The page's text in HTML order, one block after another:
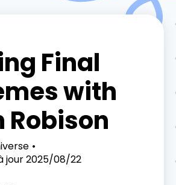
Final
with
Robison
jour2025/08/22